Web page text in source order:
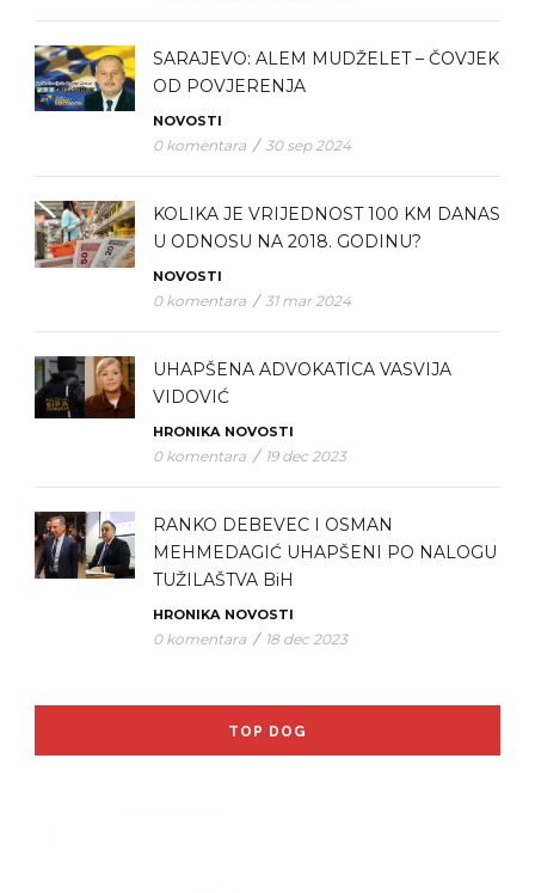
SARAJEVO: ALEM MUDŽELET – ČOVJEK
OD POVJERENJA
NOVOSTI
0 komentara / 30 sep 2024
KOLIKA JE VRIJEDNOST 100 KM DANAS
U ODNOSU NA 2018. GODINU?
NOVOSTI
0 komentara / 31 mar 2024
UHAPŠENA ADVOKATICA VASVIJA
VIDOVIĆ
HRONIKA NOVOSTI
0 komentara / 19 dec 2023
RANKO DEBEVEC I OSMAN
MEHMEDAGIĆ UHAPŠENI PO NALOGU
TUŽILAŠTVA BiH
HRONIKA NOVOSTI
0 komentara / 18 dec 2023
TOP DOG